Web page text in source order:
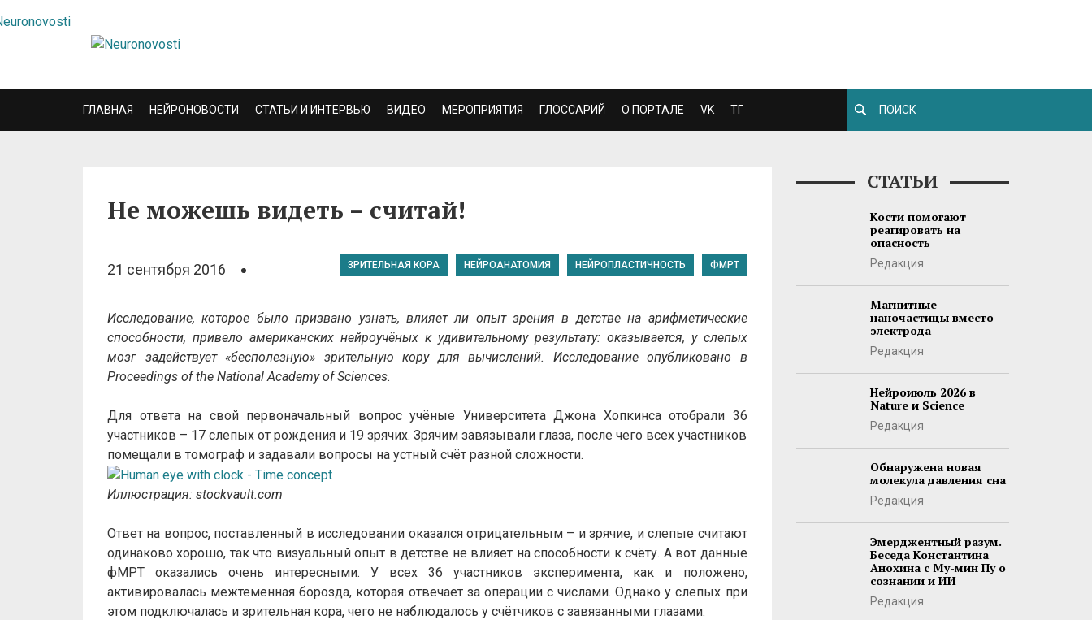
ГЛАВНАЯ НЕЙРОНОВОСТИ СТАТЬИ И ИНТЕРВЬЮ ВИДЕО МЕРОПРИЯТИЯ ГЛОССАРИЙ О ПОРТАЛЕ VK ТГ
Не можешь видеть – считай!
21 сентября 2016 ЗРИТЕЛЬНАЯ КОРА НЕЙРОАНАТОМИЯ НЕЙРОПЛАСТИЧНОСТЬ ФМРТ
Исследование, которое было призвано узнать, влияет ли опыт зрения в детстве на арифметические
способности, привело американских нейроучёных к удивительному результату: оказывается, у слепых
мозг задействует «бесполезную» зрительную кору для вычислений. Исследование опубликовано в
Proceedings of the National Academy of Sciences.
Для ответа на свой первоначальный вопрос учёные Университета Джона Хопкинса отобрали 36
участников – 17 слепых от рождения и 19 зрячих. Зрячим завязывали глаза, после чего всех участников
помещали в томограф и задавали вопросы на устный счёт разной сложности.
Иллюстрация: stockvault.com
Ответ на вопрос, поставленный в исследовании оказался отрицательным – и зрячие, и слепые считают
одинаково хорошо, так что визуальный опыт в детстве не влияет на способности к счёту. А вот данные
фМРТ оказались очень интересными. У всех 36 участников эксперимента, как и положено,
активировалась межтеменная борозда, которая отвечает за операции с числами. Однако у слепых при
этом подключалась и зрительная кора, чего не наблюдалось у счётчиков с завязанными глазами.
СТАТЬИ
Кости помогают
реагировать на
опасность
Редакция
Магнитные
наночастицы вместо
электрода
Редакция
Нейроиюль 2026 в
Nature и Science
Редакция
Обнаружена новая
молекула давления сна
Редакция
Эмерджентный разум.
Беседа Константина
Анохина с Му-мин Пу о
сознании и ИИ
Редакция